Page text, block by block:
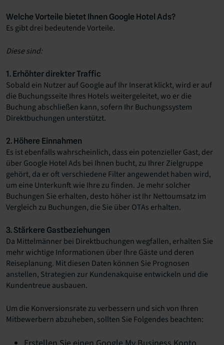
Welche Vorteile bietet Ihnen Google Hotel Ads?
Es gibt drei bedeutende Vorteile.
Diese sind:
1. Erhöhter direkter Traffic
Sobald ein Nutzer auf Google auf Ihr Inserat klickt, wird er auf
die Buchungsseite Ihres Hotels weitergeleitet, wo er die
Buchung abschließen kann, sofern Ihr Buchungssystem
Direktbuchungen unterstützt.
2. Höhere Einnahmen
Es ist ebenfalls wahrscheinlich, dass ein potenzieller Gast, der
über Google Hotel Ads bei Ihnen bucht, zu Ihrer Zielgruppe
gehört, da er oft verschiedene Filter angewendet haben wird,
um eine Unterkunft wie Ihre zu finden. Je mehr solcher
Buchungen Sie erhalten, desto höher ist Ihr Nettoumsatz im
Vergleich zu Buchungen, die Sie über OTAs erhalten.
3. Stärkere Gastbeziehungen
Da Mittelmänner bei Direktbuchungen wegfallen, erhalten Sie
mehr wichtige Informationen über Ihre Gäste und deren
Reiseplanung. Mit diesen Daten können Sie Prognosen
anstellen, Strategien zur Kundenakquise entwickeln und die
Kundentreue ausbauen.
Um die Konversionsrate zu verbessern und sich von Ihren
Mitbewerbern abzuheben, sollten Sie Folgendes beachten: